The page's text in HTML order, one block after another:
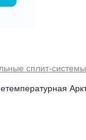
сплит-системы